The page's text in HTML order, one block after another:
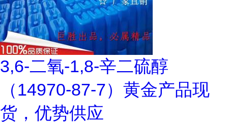
3,6-二氧-1,8-辛二硫醇
（14970-87-7）黄金产品现
货，优势供应